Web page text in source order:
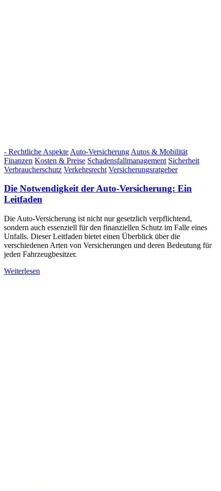
- Rechtliche Aspekte Auto-Versicherung Autos & Mobilität
Finanzen Kosten & Preise Schadensfallmanagement Sicherheit
Verbraucherschutz Verkehrsrecht Versicherungsratgeber
Die Notwendigkeit der Auto-Versicherung: Ein
Leitfaden
Die Auto-Versicherung ist nicht nur gesetzlich verpflichtend,
sondern auch essenziell für den finanziellen Schutz im Falle eines
Unfalls. Dieser Leitfaden bietet einen Überblick über die
verschiedenen Arten von Versicherungen und deren Bedeutung für
jeden Fahrzeugbesitzer.
Weiterlesen